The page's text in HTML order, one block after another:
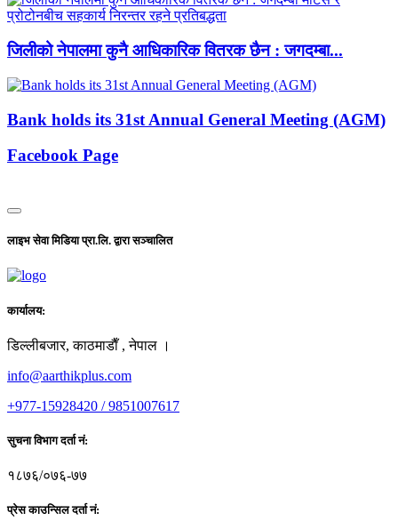
जिलीको नेपालमा कुनै आधिकारिक वितरक छैन : जगदम्बा...
Bank holds its 31st Annual General Meeting (AGM)
Facebook Page
लाइभ सेवा मिडिया प्रा.लि. द्वारा सञ्चालित
कार्यालय:
डिल्लीबजार, काठमाडाैँ , नेपाल ।
info@aarthikplus.com
+977-15928420 / 9851007617
सुचना विभाग दर्ता नं:
१८७६/०७६-७७
प्रेस काउन्सिल दर्ता नं: